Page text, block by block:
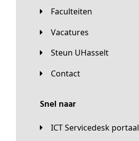
Faculteiten
Vacatures
Steun UHasselt
Contact
Snel naar
ICT Servicedesk portaal